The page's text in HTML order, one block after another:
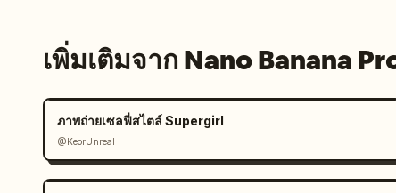
เพิ่มเติมจาก Nano Banana
ภาพถ่ายเซลฟี่สไตล์ Supergirl
@KeorUnreal